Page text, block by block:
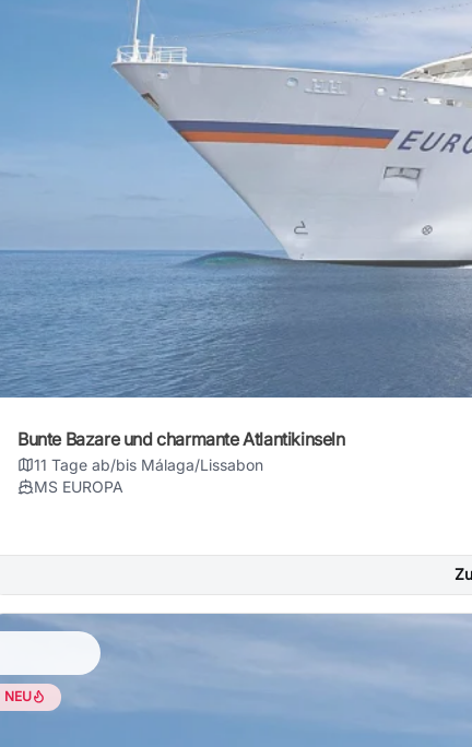
Bunte Bazare und charmante Atlantikinseln
11 Tage ab/bis Málaga/Lissabon
MS EUROPA
NEU